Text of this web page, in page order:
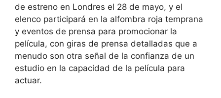
de estreno en Londres el 28 de mayo, y el
elenco participará en la alfombra roja temprana
y eventos de prensa para promocionar la
película, con giras de prensa detalladas que a
menudo son otra señal de la confianza de un
estudio en la capacidad de la película para
actuar.